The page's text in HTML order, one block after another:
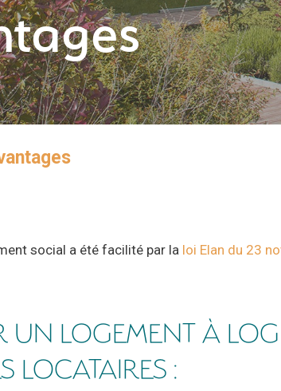
social a été facilité par la loi Elan du 23
UN LOGEMENT À
LOCATAIRES :